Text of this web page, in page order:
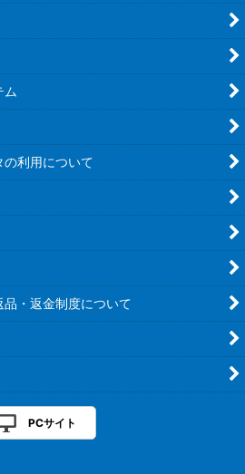
ム
利用について
品・返金制度について
PCサイト